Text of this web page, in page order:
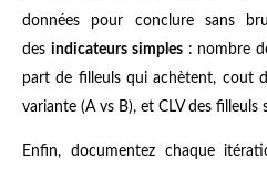
données pour conclure sans
des indicateurs simples: nombre
part de filleuls qui achètent, cout
variante (A vs B), et CLV des
Enfin, documentez chaque